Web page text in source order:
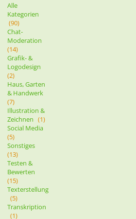
Alle
Kategorien
(90)
Chat-
Moderation
(14)
Grafik- &
Logodesign
(2)
Haus, Garten
& Handwerk
(7)
Illustration &
Zeichnen (1)
Social Media
(5)
Sonstiges
(13)
Testen &
Bewerten
(15)
Texterstellung
(5)
Transkription
(1)